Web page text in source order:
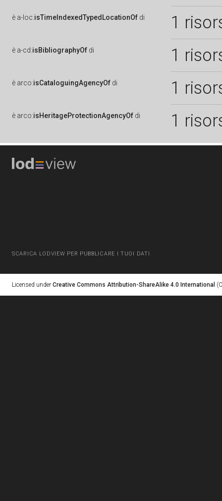
è a-loc:isTimeIndexedTypedLocationOf di 1
è a-cd:isBibliographyOf di 1
è arco:isCataloguingAgencyOf di 1
è arco:isHeritageProtectionAgencyOf di 1
SCARICA LODVIEW PER PUBBLICARE I TUOI DATI
Licensed under Creative Commons Attribution-ShareAlike 4.0 International